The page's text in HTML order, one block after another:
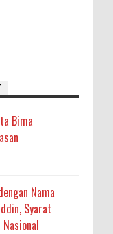
Bima
Nama
Syarat